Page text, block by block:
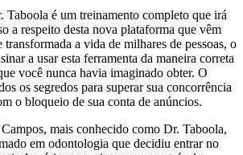
Taboola é um treinamento completo que irá
a respeito desta nova plataforma que vêm
transformada a vida de milhares de pessoas, o
a usar esta ferramenta da maneira correta
você nunca havia imaginado obter. O
os segredos para superar sua concorrência
o bloqueio de sua conta de anúncios.
mais conhecido como Dr. Taboola,
em odontologia que decidiu entrar no